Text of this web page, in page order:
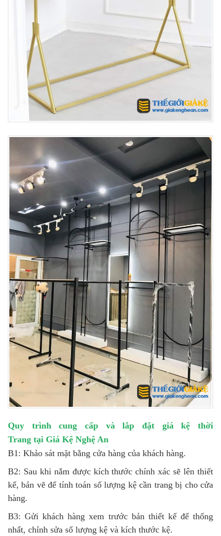
Quy trình cung cấp và lắp đặt giá kệ thời
Trang tại Giá Kệ Nghệ An
B1: Khảo sát mặt bằng cửa hàng của khách hàng.
B2: Sau khi nắm được kích thước chính xác sẽ lên thiết
kế, bản vẽ để tính toán số lượng kệ cần trang bị cho cửa
hàng.
B3: Gửi khách hàng xem trước bản thiết kế để thống
nhất, chỉnh sửa số lượng kệ và kích thước kệ.